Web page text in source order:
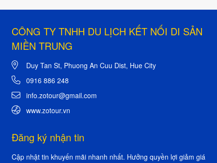
CÔNG TY TNHH DU LỊCH KẾT NỐI DI SẢN
MIỀN TRUNG
Duy Tan St, Phuong An Cuu Dist, Hue City
0916 886 248
info.zotour@gmail.com
www.zotour.vn
Đăng ký nhận tin
Cập nhật tin khuyến mãi nhanh nhất. Hưởng quyền lợi giảm giá